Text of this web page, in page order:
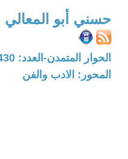
حسني أبو المعالي
الحوار المتمدن-العدد: 1430 - 2006 / 1 / 14 - 08:47
المحور: الادب والفن